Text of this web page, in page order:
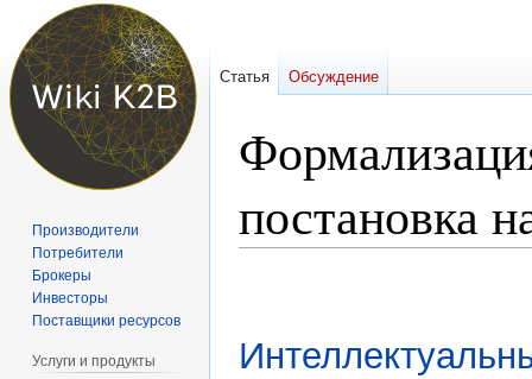
постановка
Статья Обсуждение
Производители
Потребители
Брокеры
Инвесторы
Поставщики ресурсов
Услуги и продукты